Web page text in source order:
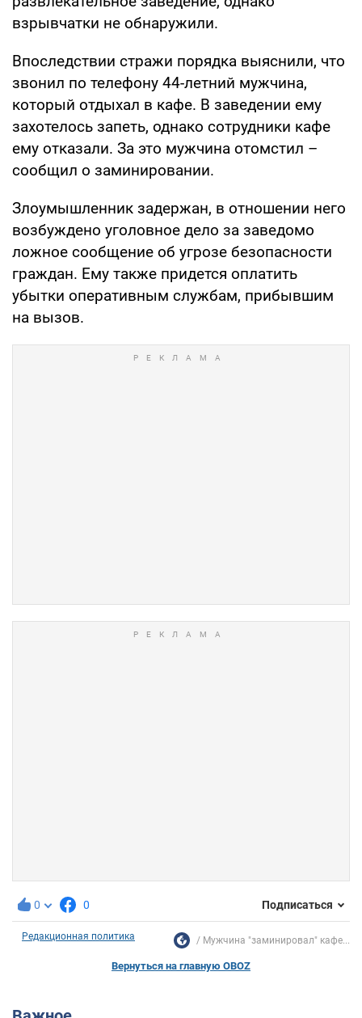
взрывчатки не обнаружили.
Впоследствии стражи порядка выяснили, что
звонил по телефону 44-летний мужчина,
который отдыхал в кафе. В заведении ему
захотелось запеть, однако сотрудники кафе
ему отказали. За это мужчина отомстил –
сообщил о заминировании.
Злоумышленник задержан, в отношении него
возбуждено уголовное дело за заведомо
ложное сообщение об угрозе безопасности
граждан. Ему также придется оплатить
убытки оперативным службам, прибывшим
на вызов.
0 0 Подписаться
Редакционная политика Мужчина "заминировал" кафе...
Вернуться на главную OBOZ